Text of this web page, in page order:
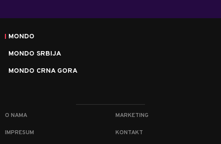
MONDO
MONDO SRBIJA
MONDO CRNA GORA
O NAMA MARKETING
IMPRESUM KONTAKT